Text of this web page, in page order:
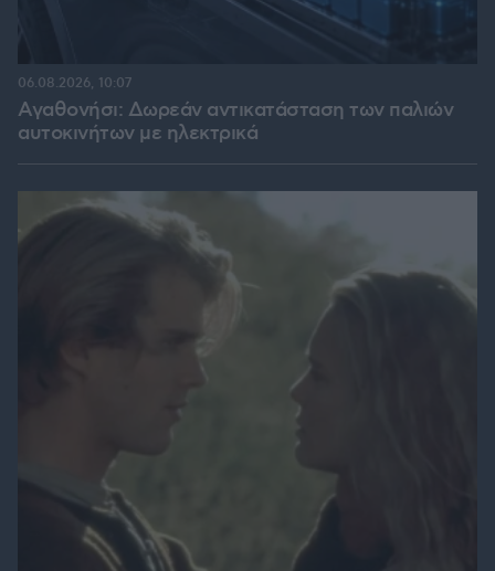
Αγαθονήσι: Δωρεάν αντικατάσταση των παλιών
αυτοκινήτων με ηλεκτρικά
06.08.2026, 10:07